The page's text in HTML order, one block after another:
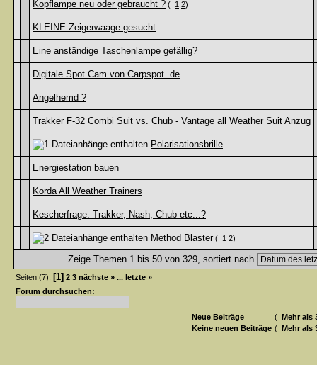
Kopflampe neu oder gebraucht ? ( 1 2)
KLEINE Zeigerwaage gesucht
Eine anständige Taschenlampe gefällig?
Digitale Spot Cam von Carpspot. de
Angelhemd ?
Trakker F-32 Combi Suit vs. Chub - Vantage all Weather Suit Anzug
Polarisationsbrille
Energiestation bauen
Korda All Weather Trainers
Kescherfrage: Trakker, Nash, Chub etc...?
Method Blaster ( 1 2)
Zeige Themen 1 bis 50 von 329, sortiert nach
Seiten (7): [1] 2 3 nächste » ... letzte »
Forum durchsuchen:
Neue Beiträge ( Mehr als
Keine neuen Beiträge ( Mehr als